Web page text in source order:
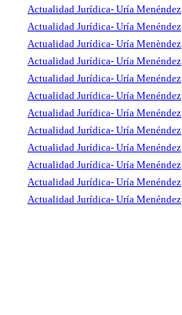
Actualidad Jurídica- Uría Menéndez
Actualidad Jurídica- Uría Menéndez
Actualidad Jurídica- Uría Menèndez
Actualidad Jurídica- Uría Menéndez
Actualidad Jurídica- Uría Menéndez
Actualidad Jurídica- Uría Menéndez
Actualidad Jurídica- Uría Menéndez
Actualidad Jurídica- Uría Menéndez
Actualidad Jurídica- Uría Menéndez
Actualidad Jurídica- Uría Menéndez
Actualidad Jurídica- Uría Menéndez
Actualidad Jurídica- Uría Menéndez